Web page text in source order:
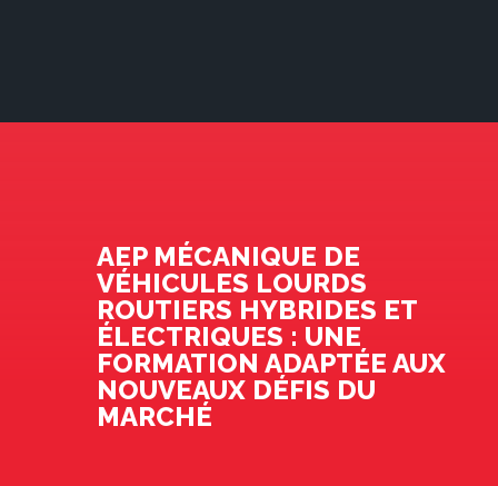
AEP MÉCANIQUE DE
VÉHICULES LOURDS
ROUTIERS HYBRIDES ET
ÉLECTRIQUES : UNE
FORMATION ADAPTÉE AUX
NOUVEAUX DÉFIS DU
MARCHÉ